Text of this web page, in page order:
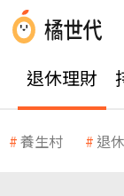
退休理財
養生村 退